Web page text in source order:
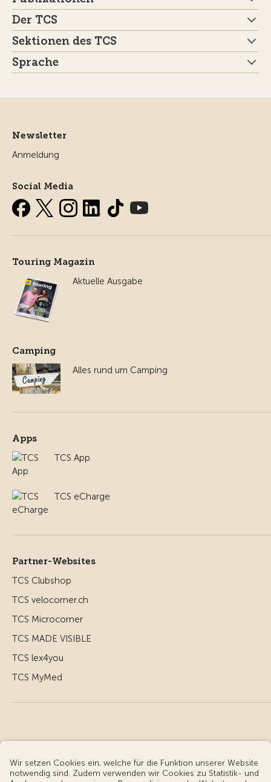
Der TCS
Sektionen des TCS
Sprache
Newsletter
Anmeldung
Social Media
Touring Magazin
Aktuelle Ausgabe
Camping
Alles rund um Camping
Apps
TCS App
TCS eCharge
Partner-Websites
TCS Clubshop
TCS velocorner.ch
TCS Microcorner
TCS MADE VISIBLE
TCS lex4you
TCS MyMed